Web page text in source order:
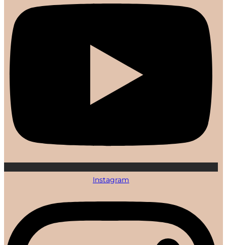
Instagram